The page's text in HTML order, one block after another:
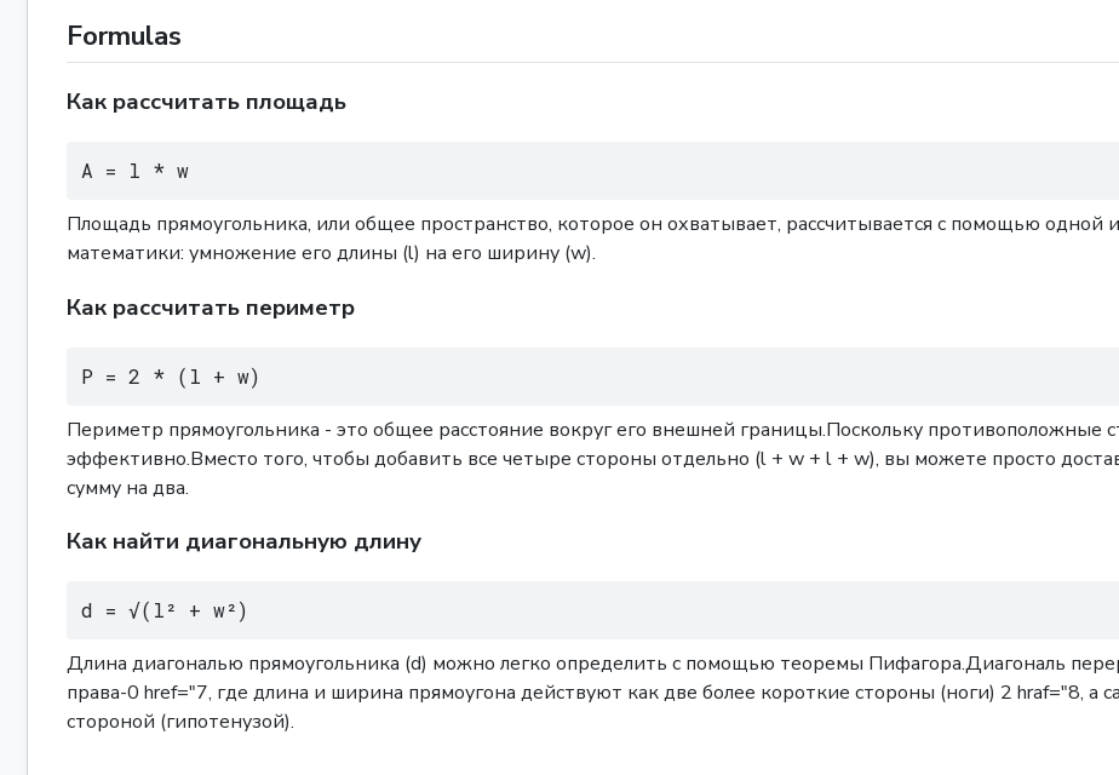
Formulas
Как рассчитать площадь
A = l * w
Площадь прямоугольника, или общее пространство, которое он охватывает, рассчитывается с помощью
математики: умножение его длины (l) на его ширину (w).
Как рассчитать периметр
P = 2 * (l + w)
Периметр прямоугольника - это общее расстояние вокруг его внешней границы.Поскольку противоположные
эффективно.Вместо того, чтобы добавить все четыре стороны отдельно (l + w + l + w), вы можете просто
сумму на два.
Как найти диагональную длину
d = √(l² + w²)
Длина диагональю прямоугольника (d) можно легко определить с помощью теоремы Пифагора.Диагональ
права-0 href="7, где длина и ширина прямоугона действуют как две более короткие стороны (ноги) 2 hraf="8, а
стороной (гипотенузой).